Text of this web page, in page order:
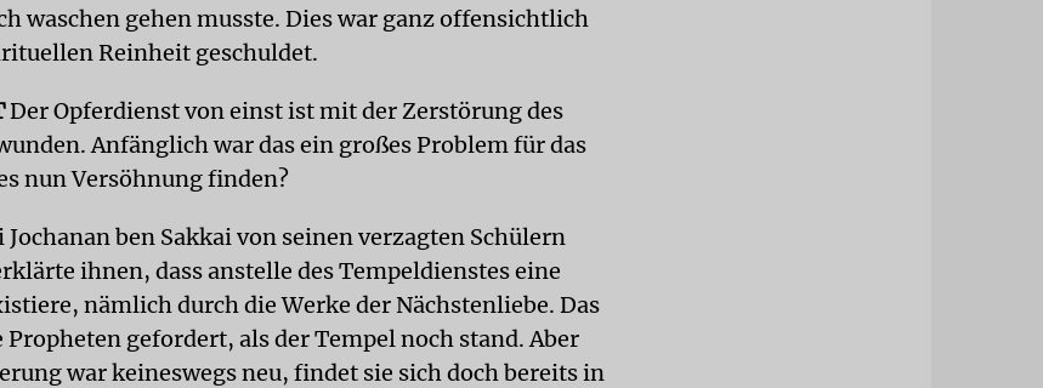
waschen gehen musste. Dies war ganz offensichtlich
Reinheit geschuldet.
Der Opferdienst von einst ist mit der Zerstörung des
Anfänglich war das ein großes Problem für das
nun Versöhnung finden?
Jochanan ben Sakkai von seinen verzagten Schülern
ihnen, dass anstelle des Tempeldienstes eine
nämlich durch die Werke der Nächstenliebe. Das
gefordert, als der Tempel noch stand. Aber
war keineswegs neu, findet sie sich doch bereits in